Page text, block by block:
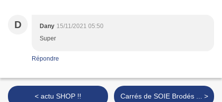
D Dany 15/11/2021 05:50
Super
Répondre
< actu SHOP !! Carrés de SOIE Brodés ... >